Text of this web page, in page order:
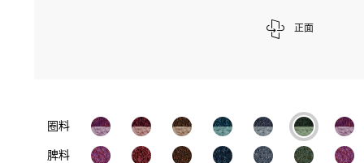
正面
圈料
脾料